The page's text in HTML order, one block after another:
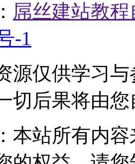
屌丝建站教
-1
源仅供学习
切后果将由
本站所有内